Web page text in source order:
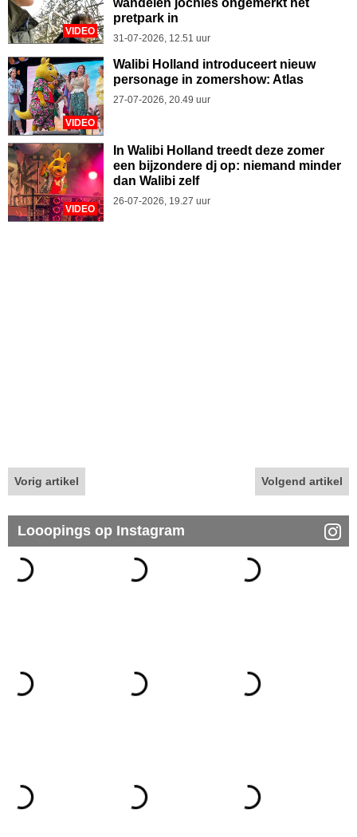
VIDEO
pretpark in
31-07-2026, 12.51 uur
VIDEO
Walibi Holland introduceert nieuw
personage in zomershow: Atlas
27-07-2026, 20.49 uur
VIDEO
In Walibi Holland treedt deze zomer
een bijzondere dj op: niemand minder
dan Walibi zelf
26-07-2026, 19.27 uur
Vorig artikel Volgend artikel
Looopings op Instagram